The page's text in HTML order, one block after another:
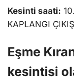
Kesinti saati:
KAPLANGI
Eşme
kesintisi